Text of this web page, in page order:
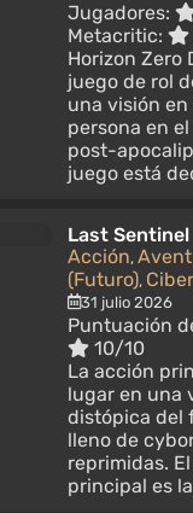
Jugadores:
Metacritic:
Horizon Zero
juego de rol
una visión
persona en
post-
juego está
Last Sentinel
Acción,
(Futuro),
31 julio 2026
Puntuación
10/10
La acción
lugar en una
distópica del
lleno de
reprimidas.
principal es